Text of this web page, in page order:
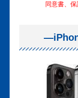
同意書、